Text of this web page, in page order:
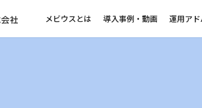
メビウスとは 導入事例・動画 運用ア